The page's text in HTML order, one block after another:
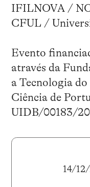
IFILNOVA /
CFUL /
Evento
através da
a Tecnologia
Ciência de
UIDB/00183/
14/